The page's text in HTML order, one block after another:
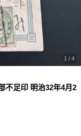
1 / 4
不足印 明治32年4月2